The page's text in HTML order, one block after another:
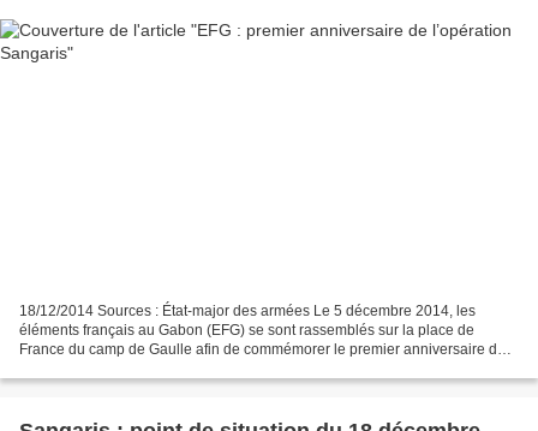
18/12/2014 Sources : État-major des armées Le 5 décembre 2014, les
éléments français au Gabon (EFG) se sont rassemblés sur la place de
France du camp de Gaulle afin de commémorer le premier anniversaire de